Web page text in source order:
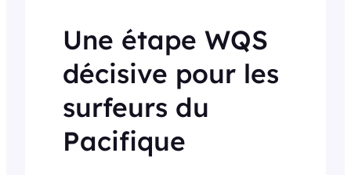
Une étape WQS
décisive pour les
surfeurs du
Pacifique